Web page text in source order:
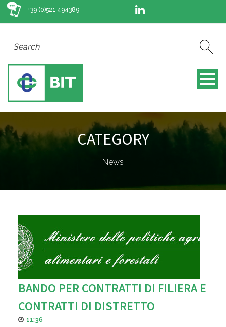
+39 (0)521 494389
CATEGORY
News
BANDO PER CONTRATTI DI FILIERA E
CONTRATTI DI DISTRETTO
11:36